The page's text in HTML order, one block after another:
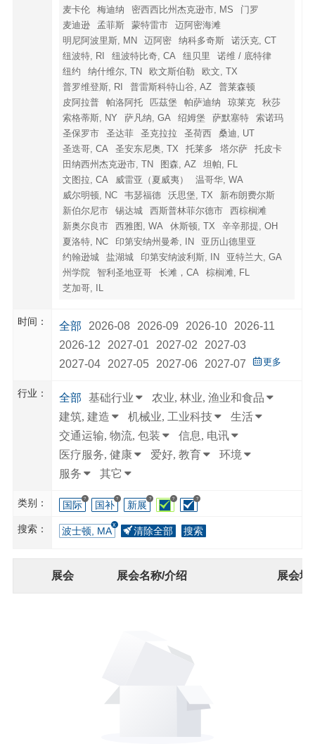
麦卡伦
梅迪纳 密西西比州杰克逊市, MS
门罗
麦迪逊
孟菲斯 蒙特雷市
迈阿密海滩
明尼阿波里斯, MN
迈阿密 纳科多奇斯
诺沃克, CT
纽波特, RI
纽波特比奇, CA 纽贝里
诺维 / 底特律
纽约
纳什维尔, TN 欧文斯伯勒
欧文, TX
普罗维登斯, RI
普雷斯科特山谷, AZ
普莱森顿
皮阿拉普
帕洛阿托 匹茲堡 帕萨迪纳 琼莱克
秋莎
索格蒂斯, NY
萨凡纳, GA 绍姆堡 萨默塞特
索诺玛
圣保罗市
圣达菲 圣克拉拉 圣荷西
桑迪, UT
圣迭哥, CA
圣安东尼奥, TX 托莱多 塔尔萨
托皮卡
田纳西州杰克逊市, TN
图森, AZ
坦帕, FL
文图拉, CA
威雷亚（夏威夷）
温哥华, WA
威尔明顿, NC
韦瑟福德 沃思堡, TX
新布朗费尔斯
新伯尔尼市
锡达城 西斯普林菲尔德市
西棕榈滩
新奥尔良市
西雅图, WA 休斯顿, TX
辛辛那提, OH
夏洛特, NC
印第安纳州曼希, IN
亚历山德里亚
约翰逊城
盐湖城 印第安纳波利斯, IN
亚特兰大, GA
州学院
智利圣地亚哥 长滩，CA
棕榈滩, FL
芝加哥, IL
时间： 全部 2026-08 2026-09 2026-10
2026-11
2026-12
2027-01 2027-02
2027-03
2027-04
2027-05 2027-06 2027-07 更多
行业： 全部 基础行业
农业, 林业, 渔业和食品
建筑, 建造
机械业, 工业科技
生活
交通运输, 物流, 包装
信息, 电讯
医疗服务, 健康
爱好, 教育
环境
服务
其它
类别： 国际
?
国补
?
新展
? ? ?
搜索： 波士顿, MA 清除全部 搜索
展会 展会名称/介绍 展会地